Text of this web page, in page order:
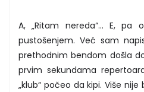
A, „Ritam nereda“... E, pa
pustošenjem. Već sam
prethodnim bendom došla
prvim sekundama
„klub“ počeo da kipi. Više